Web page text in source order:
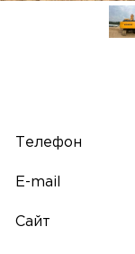
Телефон
E-mail
Сайт